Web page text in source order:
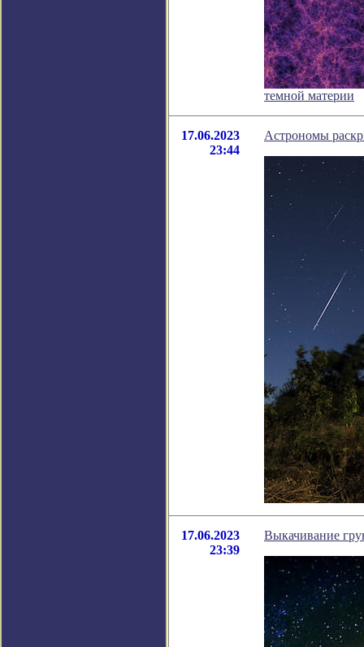
темной материи
17.06.2023
23:44
Астрономы
17.06.2023
23:39
Выкачивание